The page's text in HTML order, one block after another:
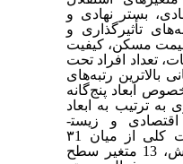
بستر نهادی و
تأثیرگذاری و
مسکن، کیفیت
تعداد افراد تحت
بالاترین رتبه‌های
ابعاد پنج‌گانه
به ترتیب به ابعاد
اقتصادی و زیست­
محیطی تعلق دارد. در حالت کلی از میان ۳1
متغیر بررسی‌شده این پژوهش، 13 متغیر سطح